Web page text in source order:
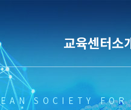
교육센터소
SOCIETY